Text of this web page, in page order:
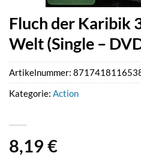
Fluch der Karibik
Welt (Single –
8,19 €
Artikelnummer:
Kategorie: Action